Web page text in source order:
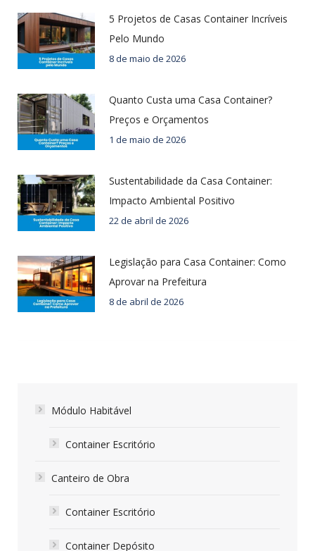
5 Projetos de Casas Container Incríveis
Pelo Mundo
8 de maio de 2026
Quanto Custa uma Casa Container?
Preços e Orçamentos
1 de maio de 2026
Sustentabilidade da Casa Container:
Impacto Ambiental Positivo
22 de abril de 2026
Legislação para Casa Container: Como
Aprovar na Prefeitura
8 de abril de 2026
Módulo Habitável
Container Escritório
Canteiro de Obra
Container Escritório
Container Depósito